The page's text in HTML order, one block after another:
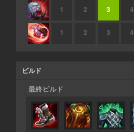
1 2 3 4
1 2 3 4
ビルド
最終ビルド